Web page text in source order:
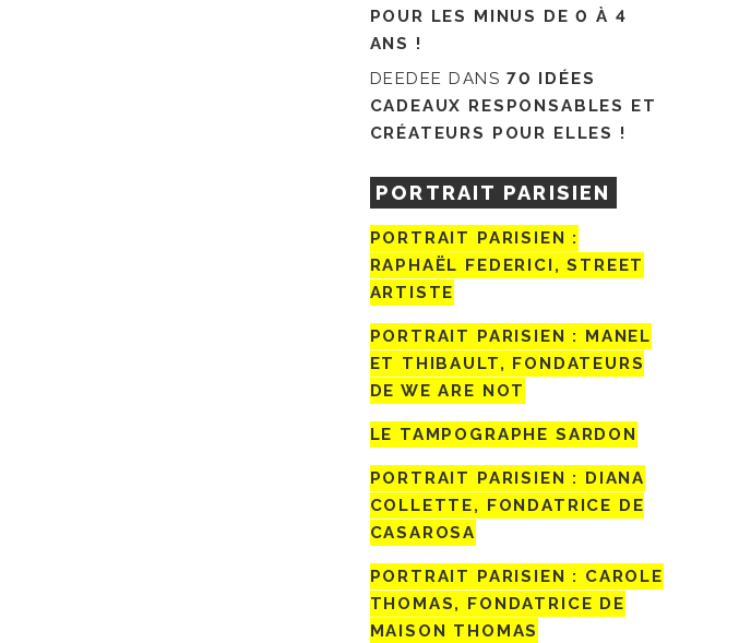
POUR LES MINUS DE 0 À 4
ANS !
DEEDEE DANS 70 IDÉES
CADEAUX RESPONSABLES ET
CRÉATEURS POUR ELLES !
PORTRAIT PARISIEN
PORTRAIT PARISIEN :
RAPHAËL FEDERICI, STREET
ARTISTE
PORTRAIT PARISIEN : MANEL
ET THIBAULT, FONDATEURS
DE WE ARE NOT
LE TAMPOGRAPHE SARDON
PORTRAIT PARISIEN : DIANA
COLLETTE, FONDATRICE DE
CASAROSA
PORTRAIT PARISIEN : CAROLE
THOMAS, FONDATRICE DE
MAISON THOMAS